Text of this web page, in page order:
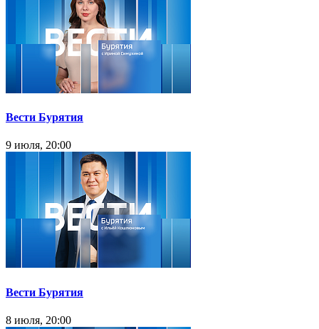
Вести Бурятия
9 июля, 20:00
Вести Бурятия
8 июля, 20:00